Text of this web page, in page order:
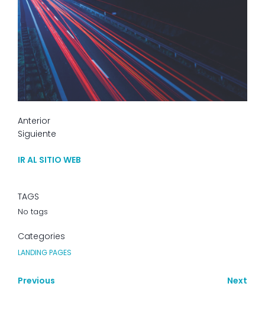
Anterior
Siguiente
IR AL SITIO WEB
TAGS
No tags
Categories
LANDING PAGES
Previous Next